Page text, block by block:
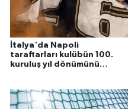
İtalya'da Napoli
taraftarları kulübün 100.
kuruluş yıl dönümünü